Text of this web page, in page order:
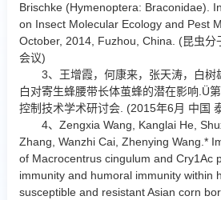
Brischke (Hymenoptera: Braconidae).
on Insect Molecular Ecology and Pest
October, 2014, Fuzhou, China. (昆虫分
会议)
3、王增霞，何康来，张天涛，白树
白对寄生蜂腰带长体茧蜂的潜在影响.Ü
控制技术学术研讨会. (2015年6月 中国
4、Zengxia Wang, Kanglai He,
Zhang, Wanzhi Cai, Zhenying Wang.*
of Macrocentrus cingulum and Cry1Ac
immunity and humoral immunity within
susceptible and resistant Asian corn